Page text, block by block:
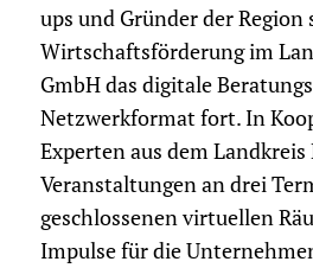
ups und Gründer der Region
Wirtschaftsförderung im
GmbH das digitale
Netzwerkformat fort. In
Experten aus dem
Veranstaltungen an drei
geschlossenen virtuellen
Impulse für die